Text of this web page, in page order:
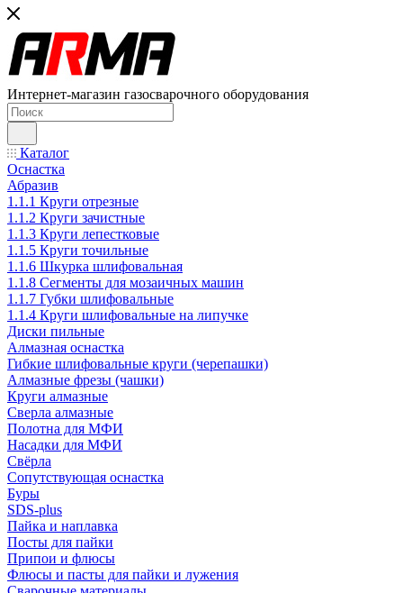
Интернет-магазин газосварочного оборудования
Каталог
Оснастка
Абразив
1.1.1 Круги отрезные
1.1.2 Круги зачистные
1.1.3 Круги лепестковые
1.1.5 Круги точильные
1.1.6 Шкурка шлифовальная
1.1.8 Сегменты для мозаичных машин
1.1.7 Губки шлифовальные
1.1.4 Круги шлифовальные на липучке
Диски пильные
Алмазная оснастка
Гибкие шлифовальные круги (черепашки)
Алмазные фрезы (чашки)
Круги алмазные
Сверла алмазные
Полотна для МФИ
Насадки для МФИ
Свёрла
Сопутствующая оснастка
Буры
SDS-plus
Пайка и наплавка
Посты для пайки
Припои и флюсы
Флюсы и пасты для пайки и лужения